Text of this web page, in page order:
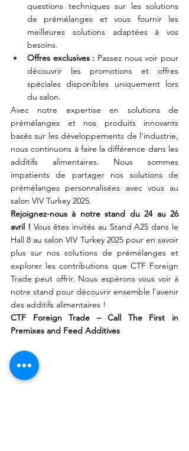
questions techniques sur les solutions
de prémélanges et vous fournir les
meilleures solutions adaptées à vos
besoins.
Offres exclusives : Passez nous voir pour
découvrir les promotions et offres
spéciales disponibles uniquement lors
du salon.
Avec notre expertise en solutions de
prémélanges et nos produits innovants
basés sur les développements de l'industrie,
nous continuons à faire la différence dans les
additifs alimentaires. Nous sommes
impatients de partager nos solutions de
prémélanges personnalisées avec vous au
salon VIV Turkey 2025.
Rejoignez-nous à notre stand du 24 au 26
avril ! Vous êtes invités au Stand A25 dans le
Hall 8 au salon VIV Turkey 2025 pour en savoir
plus sur nos solutions de prémélanges et
explorer les contributions que CTF Foreign
Trade peut offrir. Nous espérons vous voir à
notre stand pour découvrir ensemble l'avenir
des additifs alimentaires !
CTF Foreign Trade – Call The First in
Premixes and Feed Additives
Solutions de prémélange, Prémélange d'additifs pour aliments, Salon VIV Turquie 2025, Prémélange CTF Foreign Trade, Salon des additifs pour aliments, Produits de prémélange
pour la santé animale, Solutions de prémélange pour aliments, Produits de prémélange VIV Turquie, Prémélange haute performance, Additifs pour aliments dans le secteur de